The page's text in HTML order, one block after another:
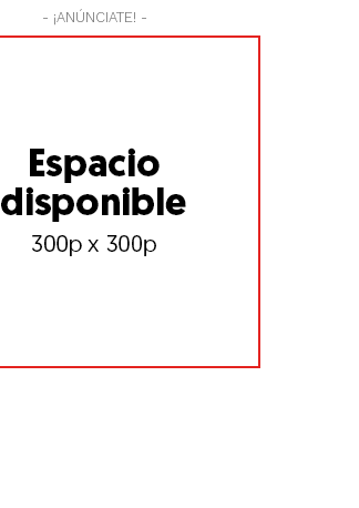
- ¡ANÚNCIATE! -